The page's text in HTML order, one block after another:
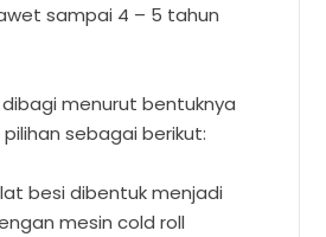
sampai 4 – 5 tahun
dibagi menurut bentuknya
sebagai berikut:
besi dibentuk menjadi
mesin cold roll